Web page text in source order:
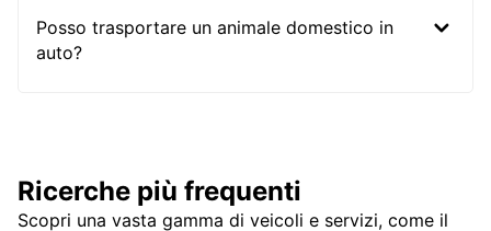
Posso trasportare un animale domestico in
auto?
Ricerche più frequenti
Scopri una vasta gamma di veicoli e servizi, come il